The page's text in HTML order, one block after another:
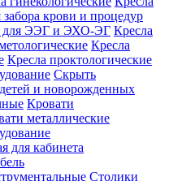
забора крови и процедур
для ЭЭГ и ЭХО-ЭГ Кресла
Кресла
Кресла проктологические
Скрыть
и новорожденных
Кровати
металлические
для кабинета
Столики